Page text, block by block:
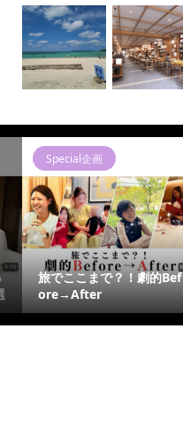
Special企画
旅でここまで？！劇的Bef
ore→After